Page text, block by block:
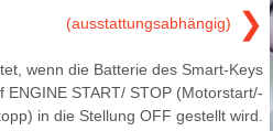
(ausstattungsabhängig)
❯
wenn die Batterie des Smart-Keys
START/ STOP (Motorstart/-
in die Stellung OFF gestellt wird.